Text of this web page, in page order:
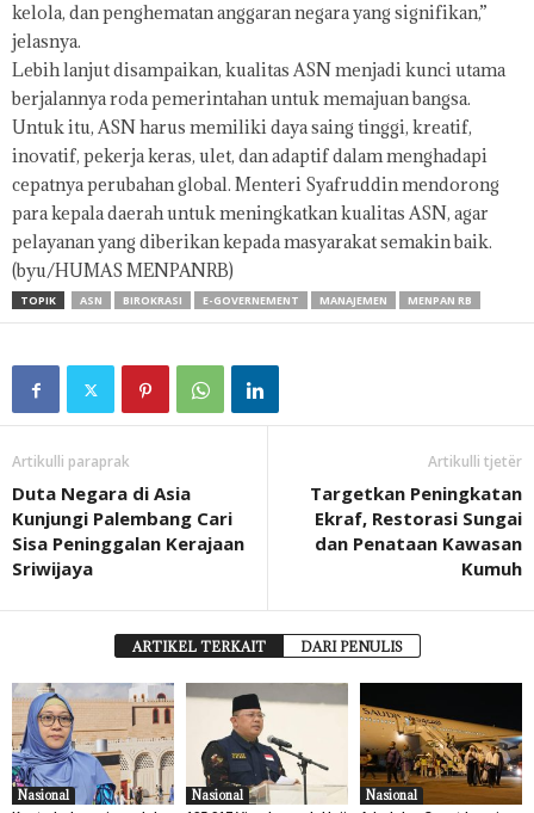
kelola, dan penghematan anggaran negara yang signifikan,”
jelasnya.
Lebih lanjut disampaikan, kualitas ASN menjadi kunci utama
berjalannya roda pemerintahan untuk memajuan bangsa.
Untuk itu, ASN harus memiliki daya saing tinggi, kreatif,
inovatif, pekerja keras, ulet, dan adaptif dalam menghadapi
cepatnya perubahan global. Menteri Syafruddin mendorong
para kepala daerah untuk meningkatkan kualitas ASN, agar
pelayanan yang diberikan kepada masyarakat semakin baik.
(byu/HUMAS MENPANRB)
TOPIK ASN BIROKRASI E-GOVERNEMENT MANAJEMEN MENPAN RB
Artikulli paraprak
Duta Negara di Asia
Kunjungi Palembang Cari
Sisa Peninggalan Kerajaan
Sriwijaya
Artikulli tjetër
Targetkan Peningkatan
Ekraf, Restorasi Sungai
dan Penataan Kawasan
Kumuh
ARTIKEL TERKAIT DARI PENULIS
Nasional Nasional Nasional